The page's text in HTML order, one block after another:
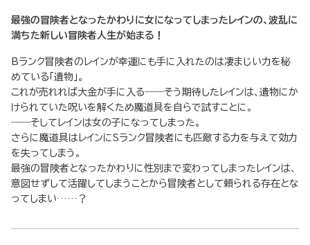
最強の冒険者となったかわりに女になってしまったレインの、波乱に
満ちた新しい冒険者人生が始まる！
Bランク冒険者のレインが幸運にも手に入れたのは凄まじい力を秘
めている「遺物」。
これが売れれば大金が手に入る――そう期待したレインは、遺物にか
けられていた呪いを解くため魔道具を自らで試すことに。
――そしてレインは女の子になってしまった。
さらに魔道具はレインにSランク冒険者にも匹敵する力を与えて効力
を失ってしまう。
最強の冒険者となったかわりに性別まで変わってしまったレインは、
意図せずして活躍してしまうことから冒険者として頼られる存在とな
ってしまい……？